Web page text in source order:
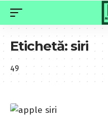
Etichetă:siri
49